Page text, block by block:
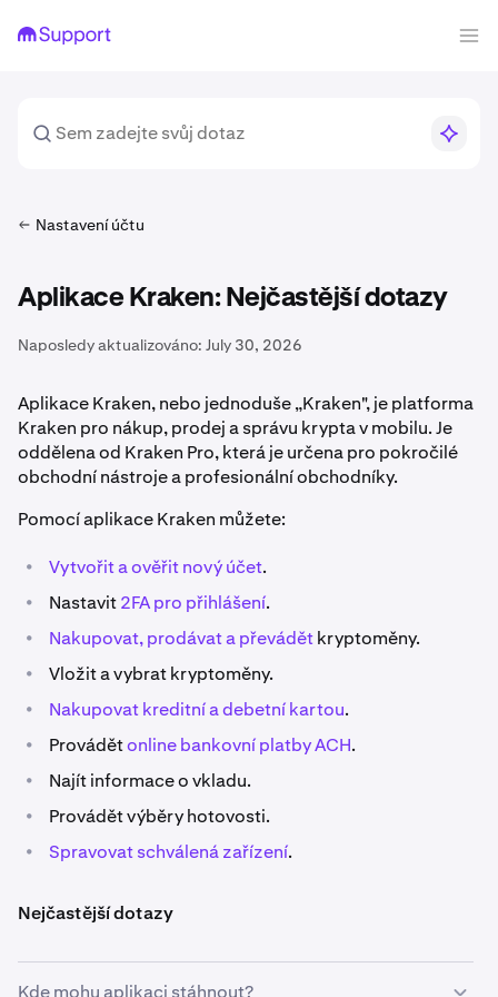
Nastavení účtu
Aplikace Kraken: Nejčastější dotazy
Naposledy aktualizováno: July 30, 2026
Aplikace Kraken, nebo jednoduše „Kraken", je platforma
Kraken pro nákup, prodej a správu krypta v mobilu. Je
oddělena od Kraken Pro, která je určena pro pokročilé
obchodní nástroje a profesionální obchodníky.
Pomocí aplikace Kraken můžete:
• Vytvořit a ověřit nový účet.
• Nastavit2FA pro přihlášení.
• Nakupovat, prodávata převádětkryptoměny.
• Vložit a vybrat kryptoměny.
• Nakupovat kreditní a debetní kartou.
• Provádětonline bankovní platby ACH.
• Najít informace o vkladu.
• Provádět výběry hotovosti.
• Spravovat schválená zařízení.
Nejčastější dotazy
Kde mohu aplikaci stáhnout?